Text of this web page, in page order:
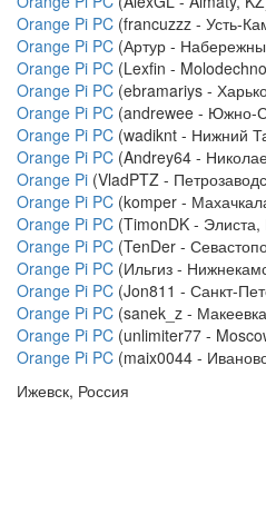
Orange Pi PC (francuzzz - Усть-
Orange Pi PC (Артур -
Orange Pi PC (Lexfin -
Orange Pi PC (ebramariys -
Orange Pi PC (andrewee - Южно-
Orange Pi PC (wadiknt - Нижний
Orange Pi PC (Andrey64 -
Orange Pi (VladPTZ -
Orange Pi PC (komper -
Orange Pi PC (TimonDK - Элиста,
Orange Pi PC (TenDer -
Orange Pi PC (Ильгиз -
Orange Pi PC (Jon811 - Санкт-
Orange Pi PC (sanek_z -
Orange Pi PC (unlimiter77 -
Orange Pi PC (maix0044 -
Ижевск, Россия